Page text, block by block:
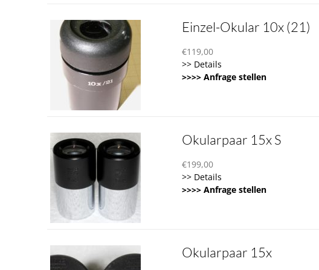
Einzel-Okular 10x (21)
€119,00
>> Details
>>>> Anfrage stellen
Okularpaar 15x S
€199,00
>> Details
>>>> Anfrage stellen
Okularpaar 15x